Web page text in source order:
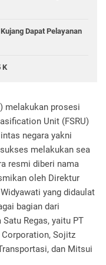
Dapat Pelayanan
K
melakukan prosesi
Unit (FSRU)
negara yakni
melakukan sea
resmi diberi nama
oleh Direktur
yang didaulat
bagian dari
Regas, yaitu PT
Sojitz
dan Mitsui